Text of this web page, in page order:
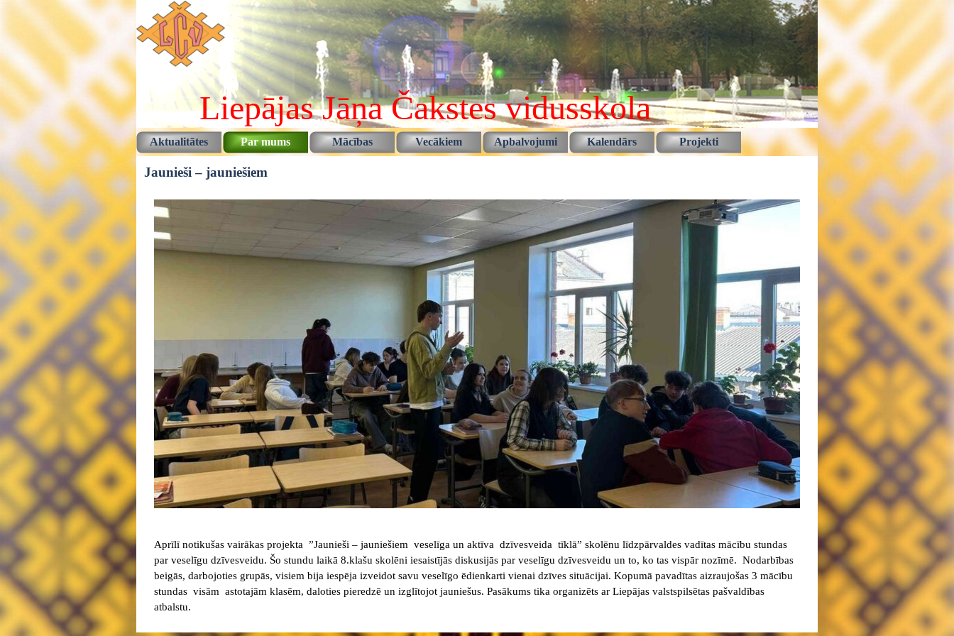
Pāriet uz saturu
Liepājas Jāņa Čakstes vidusskola
Izlaist izvēlni
Aktualitātes Par mums ▼
Mācības ▼
Vecākiem ▼
Apbalvojumi ▼
Kalendārs ▼
Projekti ▼
Jaunieši – jauniešiem
Aprīlī notikušas vairākas projekta ”Jaunieši – jauniešiem veselīga un aktīva dzīvesveida tīklā” skolēnu līdzpārvaldes vadītas mācību stundas
par veselīgu dzīvesveidu. Šo stundu laikā 8.klašu skolēni iesaistījās diskusijās par veselīgu dzīvesveidu un to, ko tas vispār nozīmē. Nodarbības
beigās, darbojoties grupās, visiem bija iespēja izveidot savu veselīgo ēdienkarti vienai dzīves situācijai. Kopumā pavadītas aizraujošas 3 mācību
stundas visām astotajām klasēm, daloties pieredzē un izglītojot jauniešus. Pasākums tika organizēts ar Liepājas valstspilsētas pašvaldības
atbalstu.